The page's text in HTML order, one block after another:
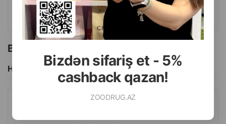
Bizdən sifariş et - 5%
cashback qazan!
ZOODRUG.AZ
ALMAQ
Bu brendin başqa məhsulları
Hamısını Gör